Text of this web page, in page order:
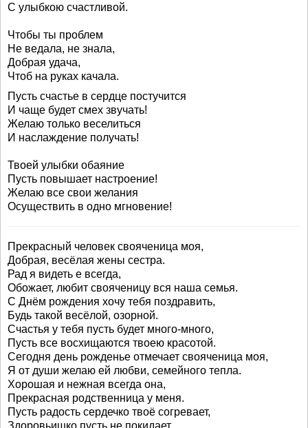
С улыбкою счастливой.
Чтобы ты проблем
Не ведала, не знала,
Добрая удача,
Чтоб на руках качала.
Пусть счастье в сердце постучится
И чаще будет смех звучать!
Желаю только веселиться
И наслаждение получать!
Твоей улыбки обаяние
Пусть повышает настроение!
Желаю все свои желания
Осуществить в одно мгновение!
Прекрасный человек свояченица моя,
Добрая, весёлая жены сестра.
Рад я видеть е всегда,
Обожает, любит свояченицу вся наша семья.
С Днём рождения хочу тебя поздравить,
Будь такой весёлой, озорной.
Счастья у тебя пусть будет много-много,
Пусть все восхищаются твоею красотой.
Сегодня день рожденье отмечает свояченица моя,
Я от души желаю ей любви, семейного тепла.
Хорошая и нежная всегда она,
Прекрасная родственница у меня.
Пусть радость сердечко твоё согревает,
Здоровьишко пусть не покидает.